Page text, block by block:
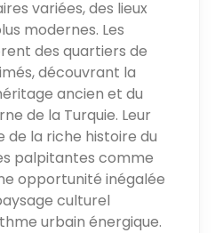
variées, des lieux
modernes. Les
des quartiers de
découvrant la
ancien et du
de la Turquie. Leur
de la riche histoire du
palpitantes comme
opportunité inégalée
culturel
urbain énergique.